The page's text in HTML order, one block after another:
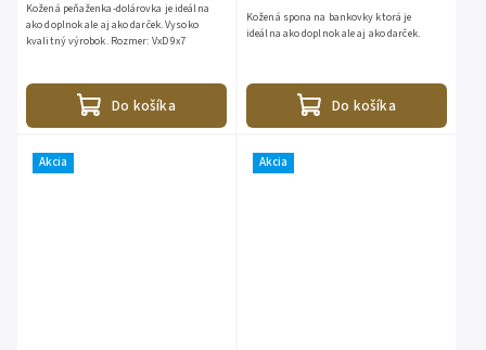
Do košíka
Kožená peňaženka-dolárovka je ideálna
ako doplnok ale aj ako darček. Vysoko
kvalitný výrobok. Rozmer: VxD 9x7
Do košíka
Kožená spona na bankovky ktorá je
ideálna ako doplnok ale aj ako darček.
Akcia Akcia